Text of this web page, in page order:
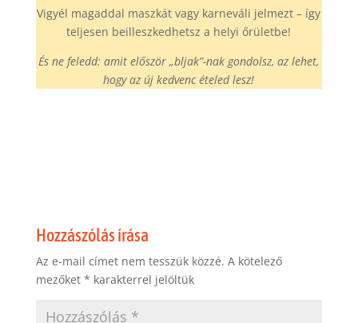
Vigyél magaddal maszkát vagy karneváli jelmezt – így
teljesen beilleszkedhetsz a helyi őrületbe!
És ne feledd: amit először „bljak”-nak gondolsz, az lehet,
hogy az új kedvenc ételed lesz!
Hozzászólás írása
Az e-mail címet nem tesszük közzé. A kötelező
mezőket * karakterrel jelöltük